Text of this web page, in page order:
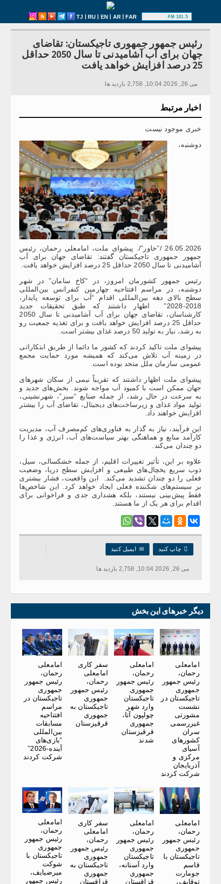
TJ | RU | EN | AR|FAR 101.5 FM
رئیس جمهور جمهوری تاجیکستان: تقاضای
جهان برای آب آشامیدنی تا سال 2050 حداقل
25 درصد افزایش خواهد یافت
می 26, 2026 10:04, 2,758 بازدید ها
اخبار مرتبط
خبری موجود نیست
دوشنبه،
26.05.2026 /”خاور”/. پیشوای ملت، امامعلی رحمان، رئیس
جمهور جمهوری تاجیکستان گفتند: تقاضای جهان برای آب
آشامیدنی تا سال 2050 حداقل 25 درصد افزایش خواهد یافت.
رئیس جمهور کشورمان امروز، در “کاخ سامان” در شهر
دوشنبه، در مراسم افتتاحیه چهارمین کنفرانس بین‌المللی
سطح بالای دهه بین‌المللی اقدام “آب برای توسعه پایدار،
2018-2028” اظهار داشتند که طبق تحقیقات جدید
کارشناسان، تقاضای جهان برای آب آشامیدنی تا سال 2050
حداقل 25 درصد افزایش خواهد یافت و برای تغذیه جمعیت رو
به رشد، نیاز به تولید 50 درصد غذای بیشتر است.
پیشوای ملت تاکید کردند که کشور ما دائما از طریق ابتکاراتی
در زمینه آب تلاش می‌کند که همیشه مورد حمایت مجمع
عمومی سازمان ملل متحد بوده است.
پیشوای ملت اظهار داشتند که تقریباً نیمی از سکان شهرهای
جهان ممکن است با کمبود آب مواجه شوند. بخش‌های جدید و
به سرعت در حال رشد، از جمله صنایع “سبز”، شهرنشینی،
تولید مواد غذای و زیرساخت‌های دیجیتال، تقاضای آب را بیشتر
افزایش خواهند داد.
این فرآیند، نیاز به گذار به فناوری‌های کم‌مصرف آب، مدیریت
کارآمد منابع و هماهنگی بهتر سیاست‌های آب، انرژی و غذا را
دو چندان می‌کند.
علاوه بر این، تأثیر تغییرات اقلیم، از جمله خشکسالی، سیل،
ذوب سریع یخچال‌های طبیعی و افزایش سطح دریا، وضعیت
فعلی را دو چندان تشدید می‌کند. این واقعیت، فشار بیشتری
بر سیستم‌های شکننده فعلی ایجاد خواهد کرد. این شاخص‌ها
فقط پیش‌بینی نیستند، بلکه هشداری جدی و فراخوانی برای
اقدام برای هر یک از ما هستند.
 چاپ کنید ✉ایمیل کنید
می 26, 2026 10:04, 2,758 بازدید ها
دیگر خبرهای این بخش
امامعلی
رحمان،
رئیس جمهور
جمهوری
تاجیکستان در
نشست
مشورتی
غیررسمی
سران
کشورهای
آسیای
مرکزی و
آذربایجان
شرکت کردند
امامعلی
رحمان،
رئیس جمهور
جمهوری
تاجیکستان
وارد شهر
چولپون آتا،
جمهوری
قرقیزستان
شدند
سفر کاری
امامعلی
رحمان،
رئیس جمهور
جمهوری
تاجیکستان به
جمهوری
قرقیزستان
امامعلی
رحمان،
رئیس جمهور
جمهوری
تاجیکستان در
مراسم
افتتاحیه
مسابقات
بین‌المللی
“بازی‌های
آینده-2026”
شرکت کردند
امامعلی
رحمان،
رئیس جمهور
جمهوری
تاجیکستان با
قاسم
جومارت
توقایف،
امامعلی
رحمان،
رئیس جمهور
جمهوری
تاجیکستان
وارد آستانه،
جمهوری
قزاقستان
سفر کاری
امامعلی
رحمان،
رئیس جمهور
جمهوری
تاجیکستان به
جمهوری
قزاقستان
امامعلی
رحمان،
رئیس جمهور
جمهوری
تاجیکستان با
شوکت
میرضیایف،
رئیس جمهور